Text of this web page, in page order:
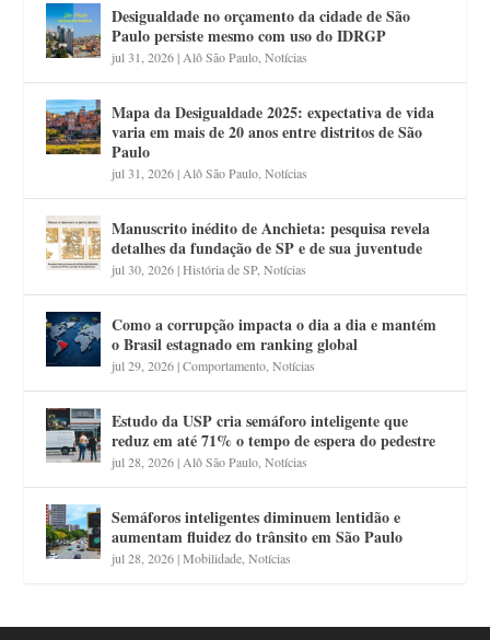
Desigualdade no orçamento da cidade de São
Paulo persiste mesmo com uso do IDRGP
jul 31, 2026| Alô São Paulo ,Notícias
Mapa da Desigualdade 2025: expectativa de vida
varia em mais de 20 anos entre distritos de São
Paulo
jul 31, 2026| Alô São Paulo ,Notícias
Manuscrito inédito de Anchieta: pesquisa revela
detalhes da fundação de SP e de sua juventude
jul 30, 2026|História de SP,Notícias
Como a corrupção impacta o dia a dia e mantém
o Brasil estagnado em ranking global
jul 29, 2026|Comportamento ,Notícias
Estudo da USP cria semáforo inteligente que
reduz em até 71% o tempo de espera do pedestre
jul 28, 2026| Alô São Paulo ,Notícias
Semáforos inteligentes diminuem lentidão e
aumentam fluidez do trânsito em São Paulo
jul 28, 2026|Mobilidade ,Notícias